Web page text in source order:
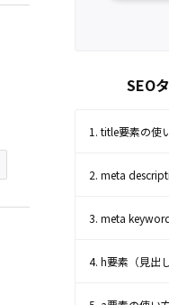
SEO
1. title要素の使
2. meta
3. meta
4. h要素（見出